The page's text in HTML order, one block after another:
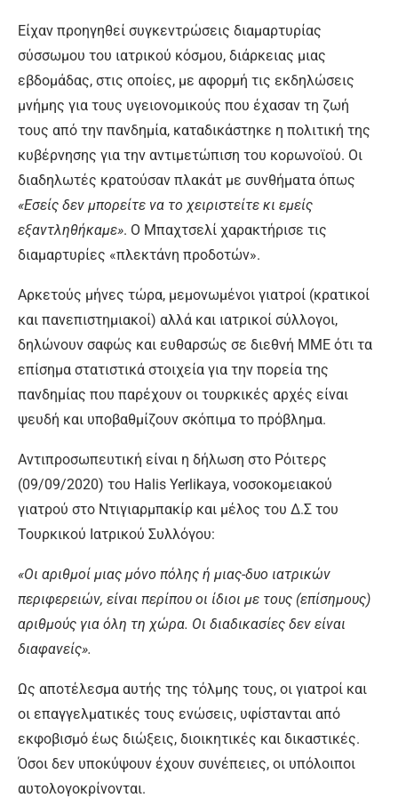
Είχαν προηγηθεί συγκεντρώσεις διαμαρτυρίας
σύσσωμου του ιατρικού κόσμου, διάρκειας μιας
εβδομάδας, στις οποίες, με αφορμή τις εκδηλώσεις
μνήμης για τους υγειονομικούς που έχασαν τη ζωή
τους από την πανδημία, καταδικάστηκε η πολιτική της
κυβέρνησης για την αντιμετώπιση του κορωνοϊού. Οι
διαδηλωτές κρατούσαν πλακάτ με συνθήματα όπως
«Εσείς δεν μπορείτε να το χειριστείτε κι εμείς
εξαντληθήκαμε». O Μπαχτσελί χαρακτήρισε τις
διαμαρτυρίες «πλεκτάνη προδοτών».
Αρκετούς μήνες τώρα, μεμονωμένοι γιατροί (κρατικοί
και πανεπιστημιακοί) αλλά και ιατρικοί σύλλογοι,
δηλώνουν σαφώς και ευθαρσώς σε διεθνή ΜΜΕ ότι τα
επίσημα στατιστικά στοιχεία για την πορεία της
πανδημίας που παρέχουν οι τουρκικές αρχές είναι
ψευδή και υποβαθμίζουν σκόπιμα το πρόβλημα.
Αντιπροσωπευτική είναι η δήλωση στο Ρόιτερς
(09/09/2020) του Halis Yerlikaya, νοσοκομειακού
γιατρού στο Ντιγιαρμπακίρ και μέλος του Δ.Σ του
Τουρκικού Ιατρικού Συλλόγου:
«Οι αριθμοί μιας μόνο πόλης ή μιας-δυο ιατρικών
περιφερειών, είναι περίπου οι ίδιοι με τους (επίσημους)
αριθμούς για όλη τη χώρα. Οι διαδικασίες δεν είναι
διαφανείς».
Ως αποτέλεσμα αυτής της τόλμης τους, οι γιατροί και
οι επαγγελματικές τους ενώσεις, υφίστανται από
εκφοβισμό έως διώξεις, διοικητικές και δικαστικές.
Όσοι δεν υποκύψουν έχουν συνέπειες, οι υπόλοιποι
αυτολογοκρίνονται.